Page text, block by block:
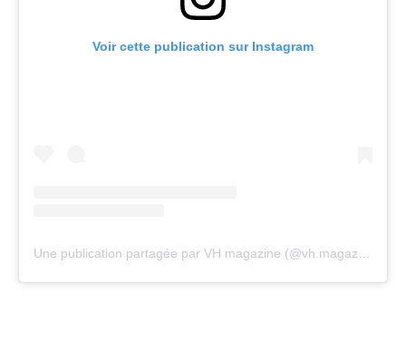
Voir cette publication sur Instagram